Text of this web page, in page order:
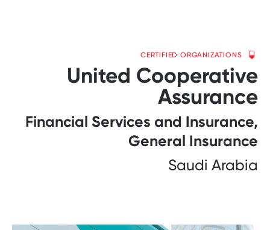
CERTIFIED ORGANIZATIONS
United Cooperative
Assurance
Financial Services and Insurance,
General Insurance
Saudi Arabia